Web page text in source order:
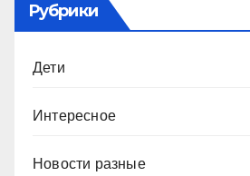
Рубрики
Дети
Интересное
Новости разные